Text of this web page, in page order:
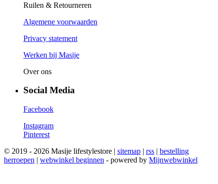
Ruilen & Retourneren
Algemene voorwaarden
Privacy statement
Werken bij Masije
Over ons
Social Media
Facebook
Instagram
Pinterest
© 2019 - 2026 Masije lifestylestore | sitemap | rss | bestelling
herroepen | webwinkel beginnen - powered by Mijnwebwinkel